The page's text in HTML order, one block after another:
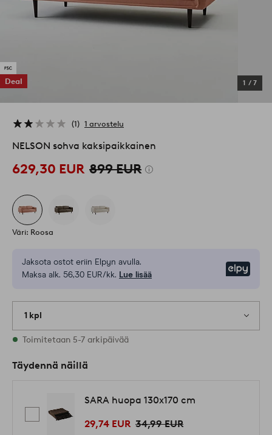
Deal 1 / 7
1 1 arvostelu
NELSON sohva kaksipaikkainen
629,30 EUR 899 EUR
Väri: Roosa
Jaksota ostot eriin Elpyn avulla.
Maksa alk. 56,30 EUR/kk. Lue lisää
1 kpl
Varastossa
Toimitetaan 5-7 arkipäivää
Täydennä näillä
SARA huopa 130x170 cm
29,74 EUR 34,99 EUR